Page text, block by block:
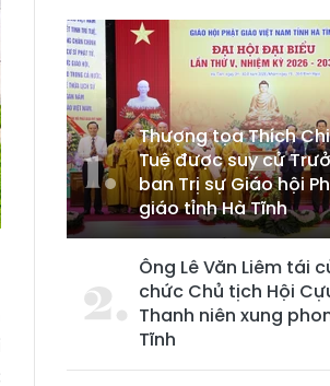
Thượng tọa Thích
Tuệ được suy cử
ban Trị sự Giáo hội
giáo tỉnh Hà Tĩnh
Ông Lê Văn Liêm tái
chức Chủ tịch Hội
Thanh niên xung
Tĩnh